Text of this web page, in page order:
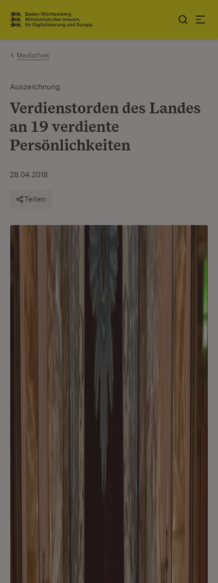
Zum Inhalt springen
Link zur Startseite
Mediathek
Auszeichnung
Verdienstorden des Landes
an 19 verdiente
Persönlichkeiten
28.04.2018
Teilen